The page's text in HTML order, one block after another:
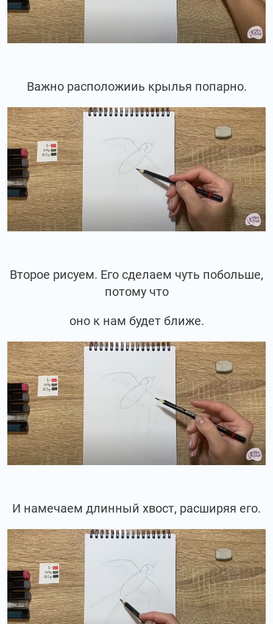
Важно расположииь крылья попарно.
Второе рисуем. Его сделаем чуть побольше,
потому что
оно к нам будет ближе.
И намечаем длинный хвост, расширяя его.